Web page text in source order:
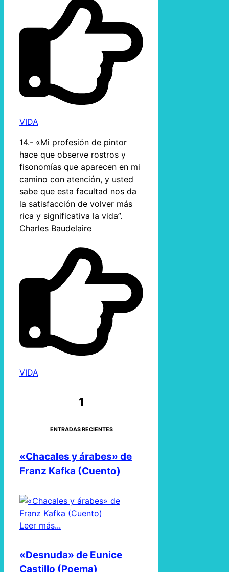
VIDA
14.- «Mi profesión de pintor
hace que observe rostros y
fisonomías que aparecen en mi
camino con atención, y usted
sabe que esta facultad nos da
la satisfacción de volver más
rica y significativa la vida”.
Charles Baudelaire
VIDA
1
ENTRADAS RECIENTES
«Chacales y árabes» de
Franz Kafka (Cuento)
Leer más...
«Desnuda» de Eunice
Castillo (Poema)